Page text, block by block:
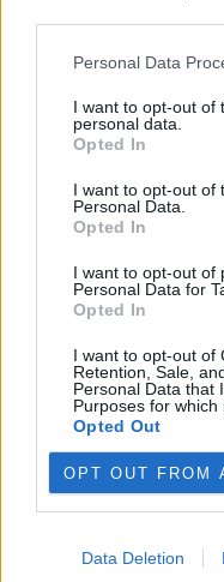
Personal Data
I want to opt-out of
personal data.
Opted In
I want to opt-out of
Personal Data.
Opted In
I want to opt-out of
Personal Data for
Opted In
I want to opt-out of
Retention, Sale,
Personal Data that
Purposes for which
Opted Out
OPT OUT FROM
Data Deletion
tři lvice, píše BBC
Diskuse: 2
veder, napsal zpravodajský
Ghanský parlament
kakaových plantáží
4.8.2026 12:39 (ČTK)
plantáž na jiný účel.
Ochránci přírody